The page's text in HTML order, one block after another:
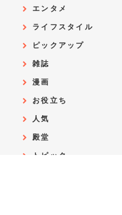
エンタメ
ライフスタイル
ピックアップ
雑誌
漫画
お役立ち
人気
殿堂
トピック